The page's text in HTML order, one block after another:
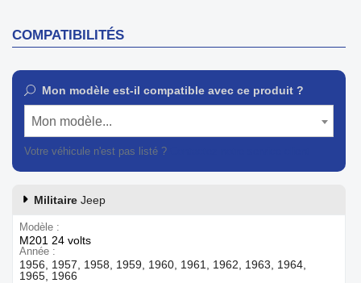
COMPATIBILITÉS
Mon modèle est-il compatible avec ce produit ?
Mon modèle...
Votre véhicule n'est pas listé ?
Militaire Jeep
Modèle
M201 24 volts
Année
1956, 1957, 1958, 1959, 1960, 1961, 1962, 1963, 1964,
1965, 1966